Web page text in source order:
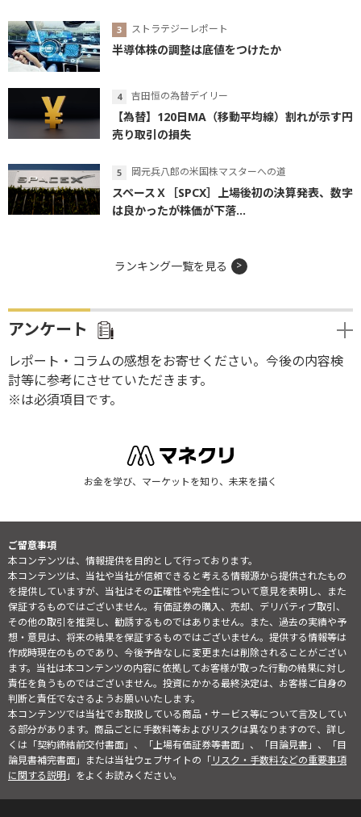
ストラテジーレポート
半導体株の調整は底値をつけたか
吉田恒の為替デイリー
【為替】120日MA（移動平均線）割れが示す円
売り取引の損失
岡元兵八郎の米国株マスターへの道
スペースＸ［SPCX］上場後初の決算発表、数字
は良かったが株価が下落...
ランキング一覧を見る
アンケート
レポート・コラムの感想をお寄せください。今後の内容検
討等に参考にさせていただきます。
※は必須項目です。
お金を学び、マーケットを知り、未来を描く
ご留意事項
本コンテンツは、情報提供を目的として行っております。
本コンテンツは、当社や当社が信頼できると考える情報源から提供されたもの
を提供していますが、当社はその正確性や完全性について意見を表明し、また
保証するものではございません。有価証券の購入、売却、デリバティブ取引、
その他の取引を推奨し、勧誘するものではありません。また、過去の実績や予
想・意見は、将来の結果を保証するものではございません。提供する情報等は
作成時現在のものであり、今後予告なしに変更または削除されることがござい
ます。当社は本コンテンツの内容に依拠してお客様が取った行動の結果に対し
責任を負うものではございません。投資にかかる最終決定は、お客様ご自身の
判断と責任でなさるようお願いいたします。
本コンテンツでは当社でお取扱している商品・サービス等について言及してい
る部分があります。商品ごとに手数料等およびリスクは異なりますので、詳し
くは「契約締結前交付書面」、「上場有価証券等書面」、「目論見書」、「目
論見書補完書面」または当社ウェブサイトの「リスク・手数料などの重要事項
に関する説明」をよくお読みください。